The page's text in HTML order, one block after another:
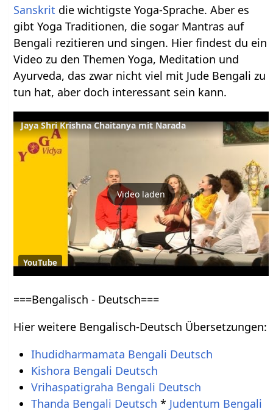
Sanskrit die wichtigste Yoga-Sprache. Aber es
gibt Yoga Traditionen, die sogar Mantras auf
Bengali rezitieren und singen. Hier findest du ein
Video zu den Themen Yoga, Meditation und
Ayurveda, das zwar nicht viel mit Jude Bengali zu
tun hat, aber doch interessant sein kann.
Jaya Shri Krishna Chaitanya mit Narada
Video laden
YouTube
===Bengalisch - Deutsch===
Hier weitere Bengalisch-Deutsch Übersetzungen:
Ihudidharmamata Bengali Deutsch
Kishora Bengali Deutsch
Vrihaspatigraha Bengali Deutsch
Thanda Bengali Deutsch * Judentum Bengali